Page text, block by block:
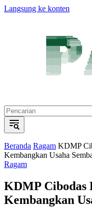
Langsung ke konten
Beranda Ragam KDMP
Kembangkan Usaha
Ragam
KDMP Cibodas
Kembangkan